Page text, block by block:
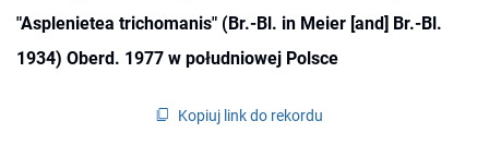
"Asplenietea trichomanis" (Br.-Bl. in Meier [and] Br.-Bl.
1934) Oberd. 1977 w południowej Polsce
Kopiuj link do rekordu